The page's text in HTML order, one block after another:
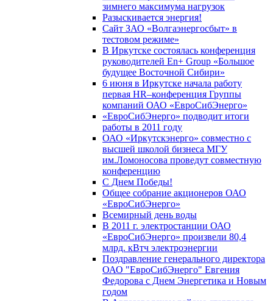
зимнего максимума нагрузок
Разыскивается энергия!
Сайт ЗАО «Волгаэнергосбыт» в
тестовом режиме»
В Иркутске состоялась конференция
руководителей En+ Group «Большое
будущее Восточной Сибири»
6 июня в Иркутске начала работу
первая HR–конференция Группы
компаний ОАО «ЕвроСибЭнерго»
«ЕвроСибЭнерго» подводит итоги
работы в 2011 году
ОАО «Иркутскэнерго» совместно с
высшей школой бизнеса МГУ
им.Ломоносова проведут совместную
конференцию
С Днем Победы!
Общее собрание акционеров ОАО
«ЕвроСибЭнерго»
Всемирный день воды
В 2011 г. электростанции ОАО
«ЕвроСибЭнерго» произвели 80,4
млрд. кВтч электроэнергии
Поздравление генерального директора
ОАО "ЕвроСибЭнерго" Евгения
Федорова с Днем Энергетика и Новым
годом